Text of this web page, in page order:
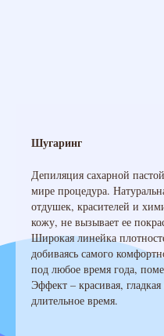
Шугаринг
Депиляция сахарной
мире процедура.
отдушек, красителей и
кожу, не вызывает ее
Широкая линейка
добиваясь самого
под любое время года,
Эффект – красивая,
длительное время.